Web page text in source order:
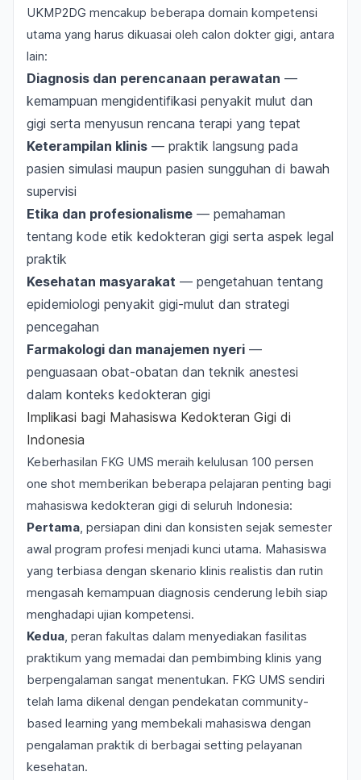
UKMP2DG mencakup beberapa domain kompetensi
utama yang harus dikuasai oleh calon dokter gigi, antara
lain:
Diagnosis dan perencanaan perawatan —
kemampuan mengidentifikasi penyakit mulut dan
gigi serta menyusun rencana terapi yang tepat
Keterampilan klinis — praktik langsung pada
pasien simulasi maupun pasien sungguhan di bawah
supervisi
Etika dan profesionalisme — pemahaman
tentang kode etik kedokteran gigi serta aspek legal
praktik
Kesehatan masyarakat — pengetahuan tentang
epidemiologi penyakit gigi-mulut dan strategi
pencegahan
Farmakologi dan manajemen nyeri —
penguasaan obat-obatan dan teknik anestesi
dalam konteks kedokteran gigi
Implikasi bagi Mahasiswa Kedokteran Gigi di
Indonesia
Keberhasilan FKG UMS meraih kelulusan 100 persen
one shot memberikan beberapa pelajaran penting bagi
mahasiswa kedokteran gigi di seluruh Indonesia:
Pertama, persiapan dini dan konsisten sejak semester
awal program profesi menjadi kunci utama. Mahasiswa
yang terbiasa dengan skenario klinis realistis dan rutin
mengasah kemampuan diagnosis cenderung lebih siap
menghadapi ujian kompetensi.
Kedua, peran fakultas dalam menyediakan fasilitas
praktikum yang memadai dan pembimbing klinis yang
berpengalaman sangat menentukan. FKG UMS sendiri
telah lama dikenal dengan pendekatan community-
based learning yang membekali mahasiswa dengan
pengalaman praktik di berbagai setting pelayanan
kesehatan.